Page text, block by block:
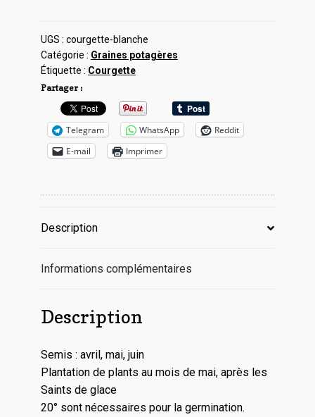
UGS : courgette-blanche
Catégorie : Graines potagères
Étiquette : Courgette
Partager :
Telegram WhatsApp
Reddit
E-mail
Imprimer
Description
Informations complémentaires
Description
Semis : avril, mai, juin
Plantation de plants au mois de mai, après les
Saints de glace
20° sont nécessaires pour la germination.